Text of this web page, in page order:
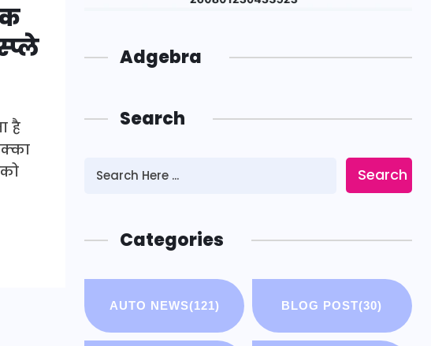
है
Adgebra
Search
Search
Categories
AUTO NEWS(121) BLOG POST(30)